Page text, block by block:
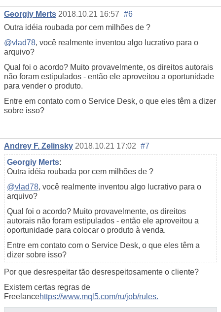
Georgiy Merts 2018.10.21 16:57 #6
Outra idéia roubada por cem milhões de ?
@vlad78, você realmente inventou algo lucrativo para o
arquivo?
Qual foi o acordo? Muito provavelmente, os direitos autorais
não foram estipulados - então ele aproveitou a oportunidade
para vender o produto.
Entre em contato com o Service Desk, o que eles têm a dizer
sobre isso?
Andrey F. Zelinsky 2018.10.21 17:02 #7
Georgiy Merts:
Outra idéia roubada por cem milhões de ?
@vlad78, você realmente inventou algo lucrativo para o
arquivo?
Qual foi o acordo? Muito provavelmente, os direitos
autorais não foram estipulados - então ele aproveitou a
oportunidade para colocar o produto à venda.
Entre em contato com o Service Desk, o que eles têm a
dizer sobre isso?
Por que desrespeitar tão desrespeitosamente o cliente?
Existem certas regras de
Freelancehttps://www.mql5.com/ru/job/rules.